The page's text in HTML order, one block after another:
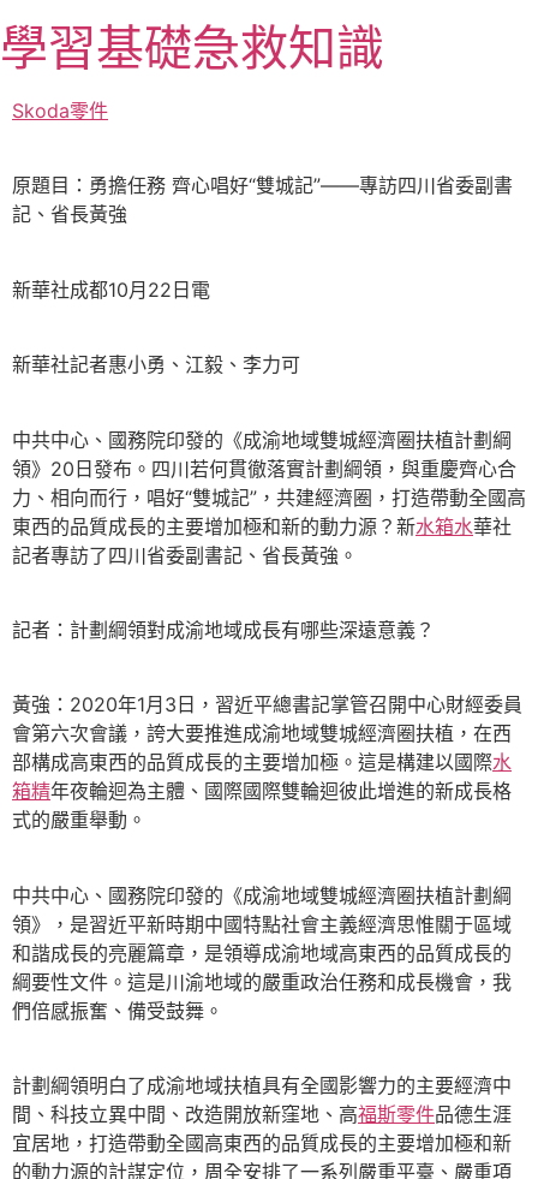
至
主
要
學習基礎急救知識
Skoda零件
原題目：勇擔任務 齊心唱好“雙城記”——專訪四川省委副書
記、省長黃強
新華社成都10月22日電
新華社記者惠小勇、江毅、李力可
中共中心、國務院印發的《成渝地域雙城經濟圈扶植計劃綱
領》20日發布。四川若何貫徹落實計劃綱領，與重慶齊心合
力、相向而行，唱好“雙城記”，共建經濟圈，打造帶動全國高
東西的品質成長的主要增加極和新的動力源？新水箱水華社
記者專訪了四川省委副書記、省長黃強。
記者：計劃綱領對成渝地域成長有哪些深遠意義？
黃強：2020年1月3日，習近平總書記掌管召開中心財經委員
會第六次會議，誇大要推進成渝地域雙城經濟圈扶植，在西
部構成高東西的品質成長的主要增加極。這是構建以國際水
箱精年夜輪迴為主體、國際國際雙輪迴彼此增進的新成長格
式的嚴重舉動。
中共中心、國務院印發的《成渝地域雙城經濟圈扶植計劃綱
領》，是習近平新時期中國特點社會主義經濟思惟關于區域
和諧成長的亮麗篇章，是領導成渝地域高東西的品質成長的
綱要性文件。這是川渝地域的嚴重政治任務和成長機會，我
們倍感振奮、備受鼓舞。
計劃綱領明白了成渝地域扶植具有全國影響力的主要經濟中
間、科技立異中間、改造開放新窪地、高福斯零件品德生涯
宜居地，打造帶動全國高東西的品質成長的主要增加極和新
的動力源的計謀定位，周全安排了一系列嚴重平臺、嚴重項